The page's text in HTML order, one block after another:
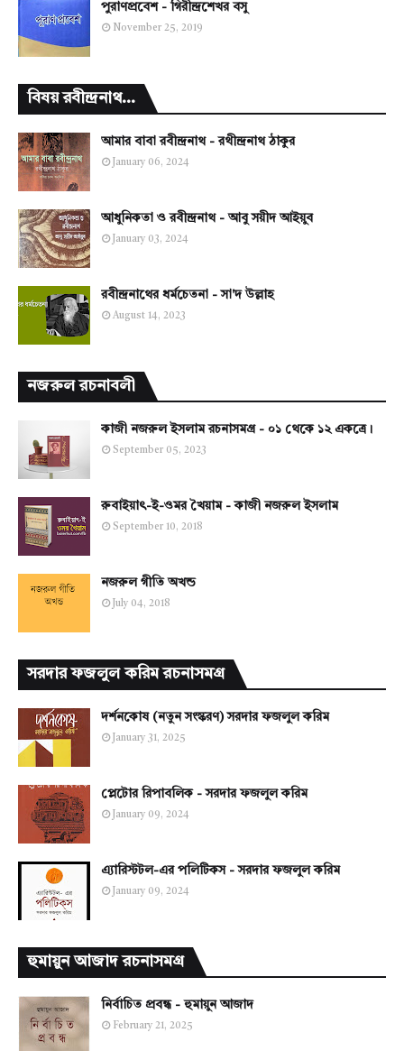
পুরাণপ্রবেশ - গিরীন্দ্রশেখর বসু
November 25, 2019
বিষয় রবীন্দ্রনাথ...
আমার বাবা রবীন্দ্রনাথ - রথীন্দ্রনাথ ঠাকুর
January 06, 2024
আধুনিকতা ও রবীন্দ্রনাথ - আবু সয়ীদ আইয়ুব
January 03, 2024
রবীন্দ্রনাথের ধর্মচেতনা - সা'দ উল্লাহ
August 14, 2023
নজরুল রচনাবলী
কাজী নজরুল ইসলাম রচনাসমগ্র - ০১ থেকে ১২ একত্রে।
September 05, 2023
রুবাইয়াৎ-ই-ওমর খৈয়াম - কাজী নজরুল ইসলাম
September 10, 2018
নজরুল গীতি অখন্ড
July 04, 2018
সরদার ফজলুল করিম রচনাসমগ্র
দর্শনকোষ (নতুন সংস্করণ) সরদার ফজলুল করিম
January 31, 2025
প্লেটোর রিপাবলিক - সরদার ফজলুল করিম
January 09, 2024
এ্যারিস্টটল-এর পলিটিকস - সরদার ফজলুল করিম
January 09, 2024
হুমায়ুন আজাদ রচনাসমগ্র
নির্বাচিত প্রবন্ধ - হুমায়ুন আজাদ
February 21, 2025